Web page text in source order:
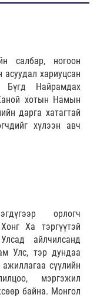
салбар, ногоон
хариуцсан
Бүгд Найрамдах
хотын Намын
дарга хатагтай
хүлээн авч
орлогч
Ха тэргүүтэй
айлчилсанд
Улс, тэр дундаа
сүүлийн
мэргэжил
байна. Монгол